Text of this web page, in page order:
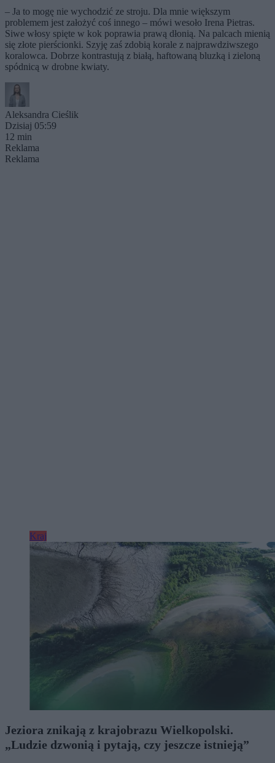
– Ja to mogę nie wychodzić ze stroju. Dla mnie większym
problemem jest założyć coś innego – mówi wesoło Irena Pietras.
Siwe włosy spięte w kok poprawia prawą dłonią. Na palcach mienią
się złote pierścionki. Szyję zaś zdobią korale z najprawdziwszego
koralowca. Dobrze kontrastują z białą, haftowaną bluzką i zieloną
spódnicą w drobne kwiaty.
Aleksandra Cieślik
Dzisiaj 05:59
12 min
Reklama
Reklama
Kraj
Jeziora znikają z krajobrazu Wielkopolski.
„Ludzie dzwonią i pytają, czy jeszcze istnieją”